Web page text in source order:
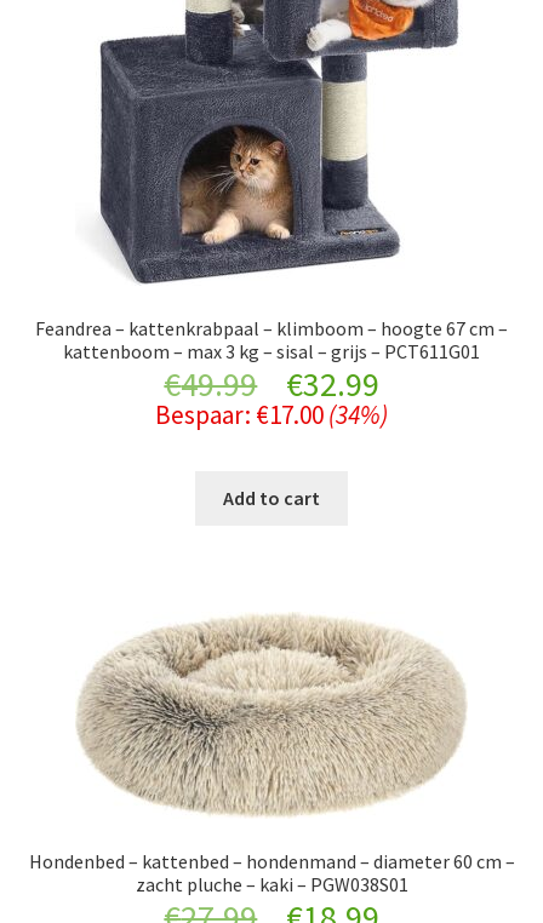
Feandrea – kattenkrabpaal – klimboom – hoogte 67 cm –
kattenboom – max 3 kg – sisal – grijs – PCT611G01
€49.99
Original
price
was:
€32.99Current
price
Bespaar: €17.00(34%)
Add to cart
Hondenbed – kattenbed – hondenmand – diameter 60 cm –
zacht pluche – kaki – PGW038S01